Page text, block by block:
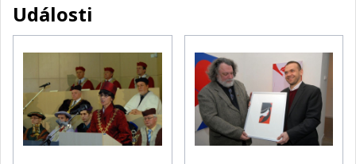
Události